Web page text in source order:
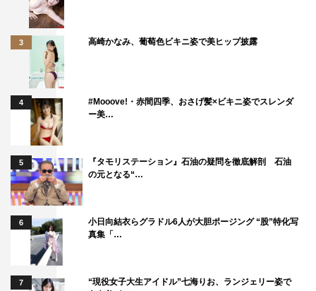
東京オリンピックや長野オリンピックのときに聖火を運ん
だ会社が発売したというある商品が、当時、圧倒的なシェ
アを誇っていたという。そのスタイリッシュさから今、再
び注目を集めているその商品とは？
『発掘！リアル日本昔ばなし アレがないときどうして
た？』
テレビ東京系
1月11日（金）後6・55
＜MC＞
東野幸治、小峠英二（バイきんぐ）、竹﨑由佳（テレビ東
京アナウンサー）
＜ゲスト＞
アダルトチーム：笹野高史、かたせ梨乃、石黒賢、井森美
3 高崎かなみ、葡萄色ビキニ姿で美ヒップ披露
4
#Mooove!・赤間四季、おさげ髪×ビキニ姿でスレンダ
ー美…
5
『タモリステーション』石油の疑問を徹底解剖 石油
の元となる“…
6
小日向結衣らグラドル6人が大胆ポージング “股”特化写
真集「…
7
“現役女子大生アイドル”七海りお、ランジェリー姿で